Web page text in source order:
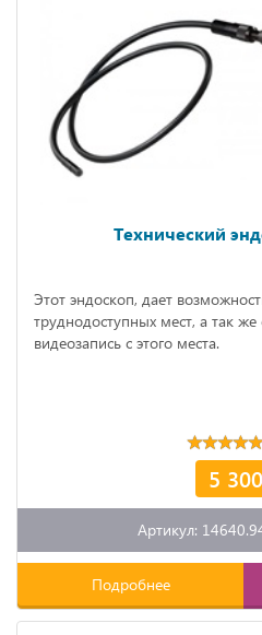
Технический
Этот эндоскоп, дает
труднодоступных мест, а так же
видеозапись с этого места.
5 300
Артикул:
Подробнее